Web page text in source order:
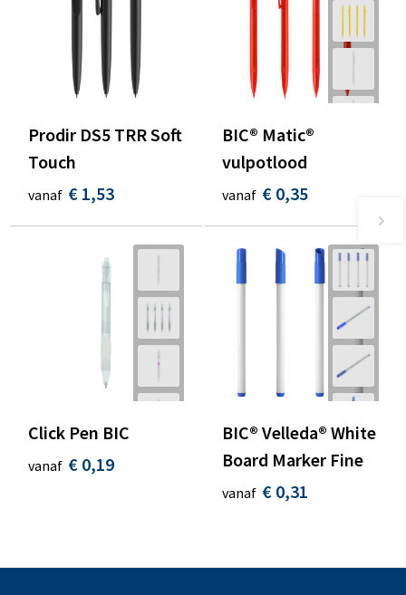
Prodir DS5 TRR Soft
Touch
vanaf € 1,53
BIC® Matic®
vulpotlood
vanaf € 0,35
Click Pen BIC
vanaf € 0,19
BIC® Velleda® White
Board Marker Fine
vanaf € 0,31